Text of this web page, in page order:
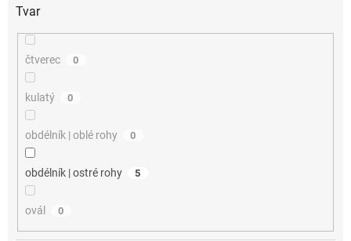
Tvar
čtverec 0
kulatý 0
obdélník | oblé rohy 0
obdélník | ostré rohy 5
ovál 0